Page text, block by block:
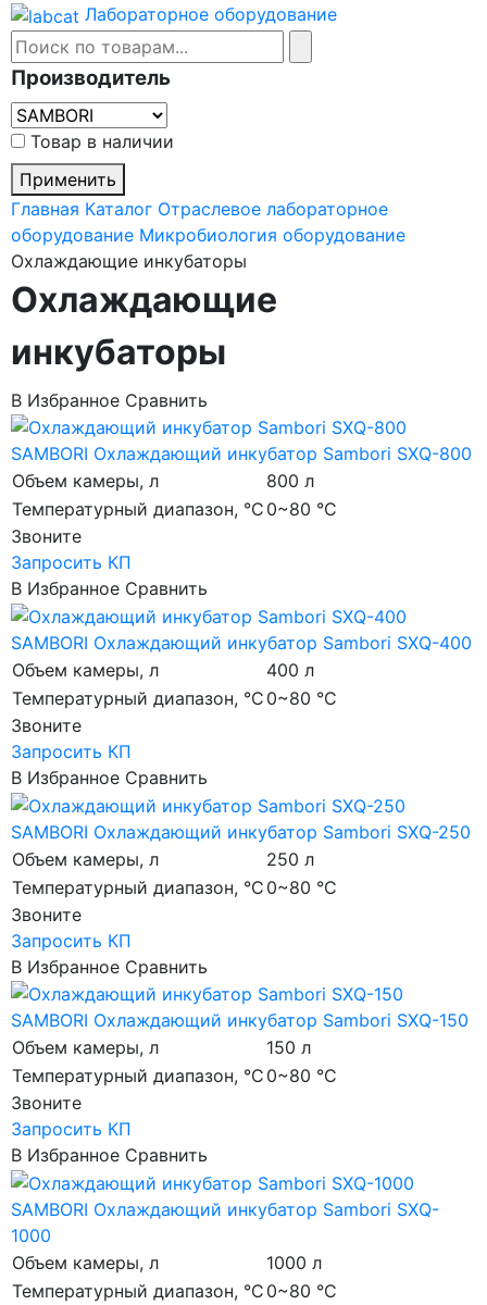
Лабораторное оборудование
Производитель
Товар в наличии
Применить
Главная Каталог Отраслевое лабораторное
оборудование Микробиология оборудование
Охлаждающие инкубаторы
Охлаждающие
инкубаторы
В Избранное Сравнить
SAMBORI Охлаждающий инкубатор Sambori SXQ-800
Объем камеры, л
800 л
Температурный диапазон, °C 0~80 °C
Звоните
Запросить КП
В Избранное Сравнить
SAMBORI Охлаждающий инкубатор Sambori SXQ-400
Объем камеры, л
400 л
Температурный диапазон, °C 0~80 °C
Звоните
Запросить КП
В Избранное Сравнить
SAMBORI Охлаждающий инкубатор Sambori SXQ-250
Объем камеры, л
250 л
Температурный диапазон, °C 0~80 °C
Звоните
Запросить КП
В Избранное Сравнить
SAMBORI Охлаждающий инкубатор Sambori SXQ-150
Объем камеры, л
150 л
Температурный диапазон, °C 0~80 °C
Звоните
Запросить КП
В Избранное Сравнить
SAMBORI Охлаждающий инкубатор Sambori SXQ-
1000
Объем камеры, л
1000 л
Температурный диапазон, °C 0~80 °C